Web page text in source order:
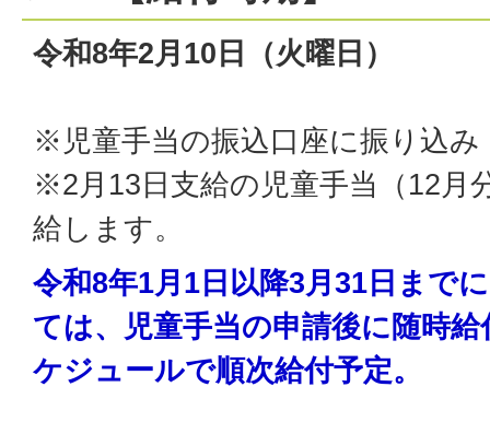
令和8年2月10日（火曜日）
※児童手当の振込口座に振り込み
※2月13日支給の児童手当（12月
給します。
令和8年1月1日以降3月31日まで
ては、児童手当の申請後に随時
ケジュールで順次給付予定。